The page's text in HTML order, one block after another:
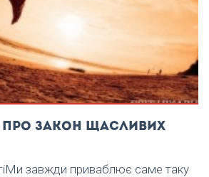
про закон щасливих
завжди приваблює саме таку